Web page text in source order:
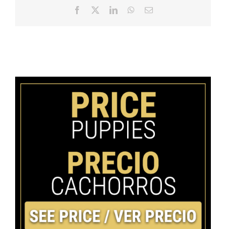
Facebook LinkedInWhatsApp
Email